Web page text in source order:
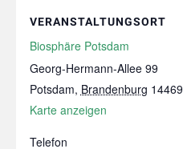
VERANSTALTUNGSORT
Biosphäre Potsdam
Georg-Hermann-Allee 99
Potsdam, Brandenburg 14469
Karte anzeigen
Telefon